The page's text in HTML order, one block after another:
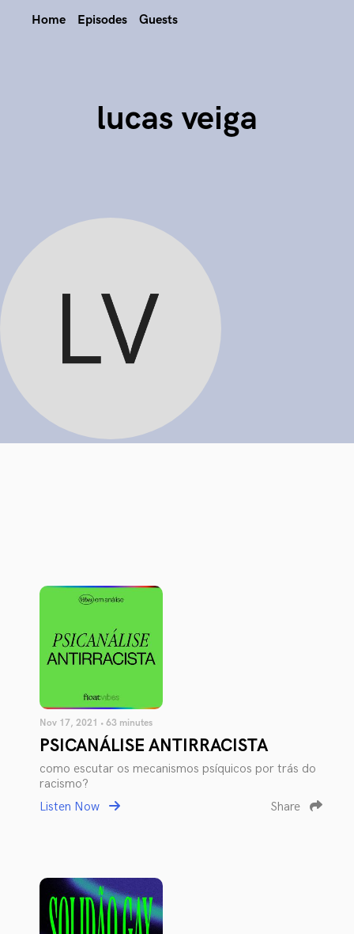
Home Episodes Guests
lucas veiga
Nov 17, 2021 • 63 minutes
PSICANÁLISE ANTIRRACISTA
como escutar os mecanismos psíquicos por trás do
racismo?
Listen Now
Share